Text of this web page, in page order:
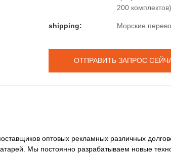
200 комплектов)
shipping: Морские
ОТПРАВИТЬ ЗАПРОС
оптовых рекламных различных
Мы постоянно разрабатываем новые